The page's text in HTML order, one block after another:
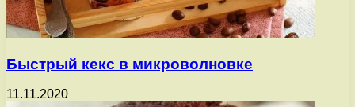
Быстрый кекс в микроволновке
11.11.2020